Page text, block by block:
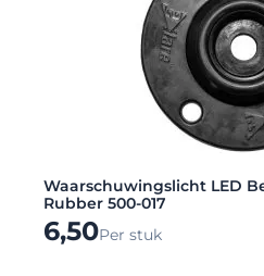
Waarschuwingslicht LED
Rubber 500-017
6,50Per stuk